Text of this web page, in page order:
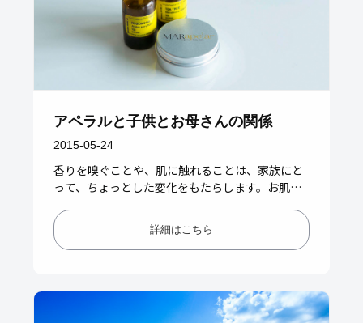
アペラルと子供とお母さんの関係
2015-05-24
香りを嗅ぐことや、肌に触れることは、家族にと
って、ちょっとした変化をもたらします。お肌を
に包まれる。。。今回は、お母…
詳細はこちら